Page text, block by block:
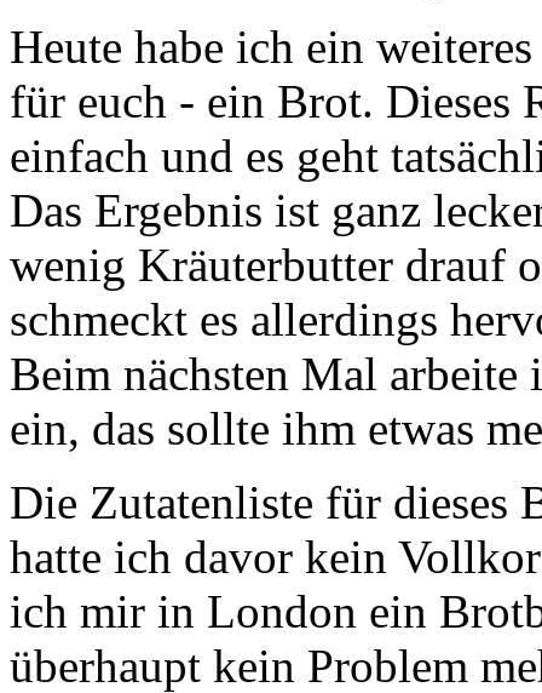
Heute habe ich ein
für euch - ein Brot. Dieses
einfach und es geht
Das Ergebnis ist ganz
wenig Kräuterbutter drauf
schmeckt es allerdings
Beim nächsten Mal
ein, das sollte ihm etwas
Die Zutatenliste für
hatte ich davor kein
ich mir in London ein
überhaupt kein Problem